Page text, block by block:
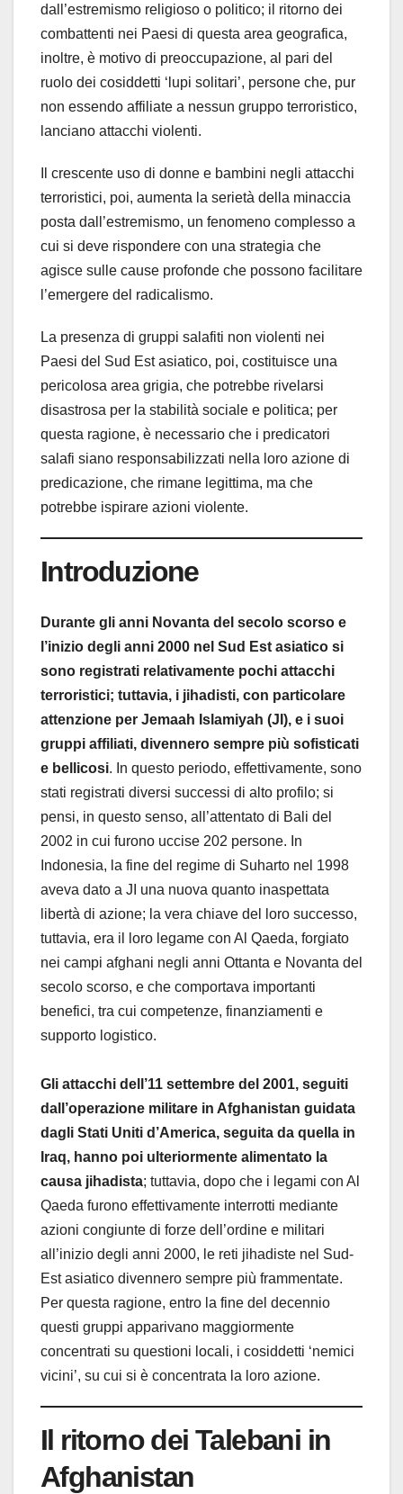
dall’estremismo religioso o politico; il ritorno dei
combattenti nei Paesi di questa area geografica,
inoltre, è motivo di preoccupazione, al pari del
ruolo dei cosiddetti ‘lupi solitari’, persone che, pur
non essendo affiliate a nessun gruppo terroristico,
lanciano attacchi violenti.
Il crescente uso di donne e bambini negli attacchi
terroristici, poi, aumenta la serietà della minaccia
posta dall’estremismo, un fenomeno complesso a
cui si deve rispondere con una strategia che
agisce sulle cause profonde che possono facilitare
l’emergere del radicalismo.
La presenza di gruppi salafiti non violenti nei
Paesi del Sud Est asiatico, poi, costituisce una
pericolosa area grigia, che potrebbe rivelarsi
disastrosa per la stabilità sociale e politica; per
questa ragione, è necessario che i predicatori
salafi siano responsabilizzati nella loro azione di
predicazione, che rimane legittima, ma che
potrebbe ispirare azioni violente.
Introduzione
Durante gli anni Novanta del secolo scorso e
l’inizio degli anni 2000 nel Sud Est asiatico si
sono registrati relativamente pochi attacchi
terroristici; tuttavia, i jihadisti, con particolare
attenzione per Jemaah Islamiyah (JI), e i suoi
gruppi affiliati, divennero sempre più sofisticati
e bellicosi. In questo periodo, effettivamente, sono
stati registrati diversi successi di alto profilo; si
pensi, in questo senso, all’attentato di Bali del
2002 in cui furono uccise 202 persone. In
Indonesia, la fine del regime di Suharto nel 1998
aveva dato a JI una nuova quanto inaspettata
libertà di azione; la vera chiave del loro successo,
tuttavia, era il loro legame con Al Qaeda, forgiato
nei campi afghani negli anni Ottanta e Novanta del
secolo scorso, e che comportava importanti
benefici, tra cui competenze, finanziamenti e
supporto logistico.
Gli attacchi dell’11 settembre del 2001, seguiti
dall’operazione militare in Afghanistan guidata
dagli Stati Uniti d’America, seguita da quella in
Iraq, hanno poi ulteriormente alimentato la
causa jihadista; tuttavia, dopo che i legami con Al
Qaeda furono effettivamente interrotti mediante
azioni congiunte di forze dell’ordine e militari
all’inizio degli anni 2000, le reti jihadiste nel Sud-
Est asiatico divennero sempre più frammentate.
Per questa ragione, entro la fine del decennio
questi gruppi apparivano maggiormente
concentrati su questioni locali, i cosiddetti ‘nemici
vicini’, su cui si è concentrata la loro azione.
Il ritorno dei Talebani in
Afghanistan